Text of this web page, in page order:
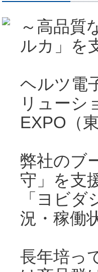
～高品質
ルカ」を
ヘルツ電
リューシ
EXPO（
弊社のブ
守」を支
「ヨビ
況・稼働
長年培っ